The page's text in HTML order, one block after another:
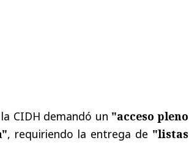
CIDH demandó un "acceso pleno
, requiriendo la entrega de "listas